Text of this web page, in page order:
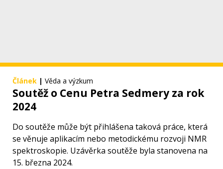
Článek | Věda a výzkum
Soutěž o Cenu Petra Sedmery za rok
2024
Do soutěže může být přihlášena taková práce, která
se věnuje aplikacím nebo metodickému rozvoji NMR
spektroskopie. Uzávěrka soutěže byla stanovena na
15. března 2024.